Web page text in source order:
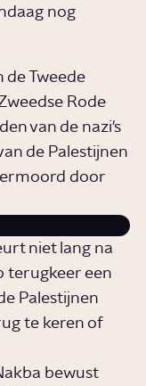
nog
de Tweede
Rode
van de nazi's
de Palestijnen
door
niet lang na
terugkeer een
Palestijnen
te keren of
bewust